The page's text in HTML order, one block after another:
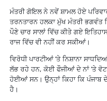
ਮੰਤਰੀ ਗੋਇਲ ਨੇ ਨਵੇਂ ਸ਼ਾਮਲ ਹੋਏ
ਤਰਨਤਾਰਨ ਹਲਕਾ ਮੁੱਖ ਮੰਤਰੀ ਭਗਵੰਤ
ਪੌਣੇ ਚਾਰ ਸਾਲਾਂ ਵਿੱਚ ਕੀਤੇ ਗਏ
ਰਾਜ ਵਿੱਚ ਵੀ ਨਹੀਂ ਕਰ ਸਕੀਆਂ।
ਵਿਰੋਧੀ ਪਾਰਟੀਆਂ ‘ਤੇ ਨਿਸ਼ਾਨਾ
ਲੱਭ ਰਹੇ ਹਨ, ਕੋਈ ਫੌਜੀਆਂ ਦੇ ਨਾਂ ‘ਤੇ
ਹੋਈਆਂ ਸਨ। ਉਨ੍ਹਾਂ ਕਿਹਾ ਕਿ ਪੰਜਾਬ
ਹੈ।